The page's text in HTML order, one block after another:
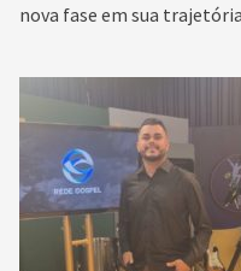
nova fase em sua